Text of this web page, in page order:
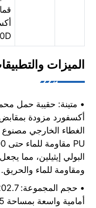
الميزات
• متينة: حقيبة حمل
أكسفورد مزودة
البولي إيثيلين، مما
ومقاومة للماء والحريق.